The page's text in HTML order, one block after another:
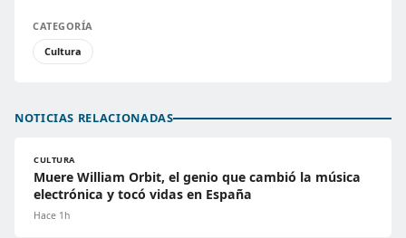
CATEGORÍA
Cultura
NOTICIAS RELACIONADAS
CULTURA
Muere William Orbit, el genio que cambió la música
electrónica y tocó vidas en España
Hace 1h